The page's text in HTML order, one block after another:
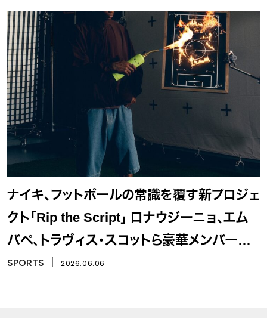
ナイキ、フットボールの常識を覆す新プロジェ
クト「Rip the Script」 ロナウジーニョ、エム
バペ、トラヴィス・スコットら豪華メンバーが
登場
SPORTS 2026.06.06